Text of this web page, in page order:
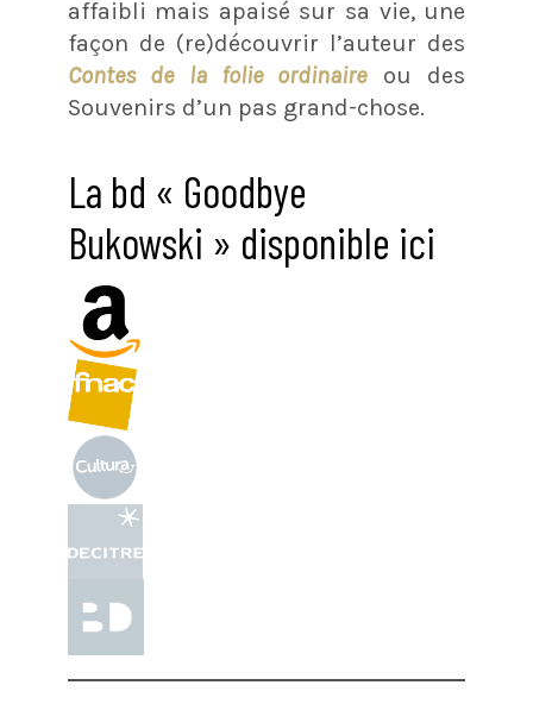
affaibli mais apaisé sur sa vie, une
façon de (re)découvrir l’auteur des
Contes de la folie ordinaireou des
Souvenirs d’un pas grand-chose.
La bd « Goodbye
Bukowski » disponible ici